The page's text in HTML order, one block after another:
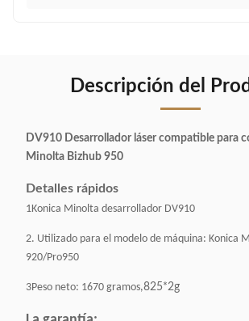
Descripción del
DV910 Desarrollador láser compatible para
Minolta Bizhub 950
Detalles rápidos
1Konica Minolta desarrollador DV910
2. Utilizado para el modelo de máquina: Konica
920/Pro950
3Peso neto: 1670 gramos,825*2g